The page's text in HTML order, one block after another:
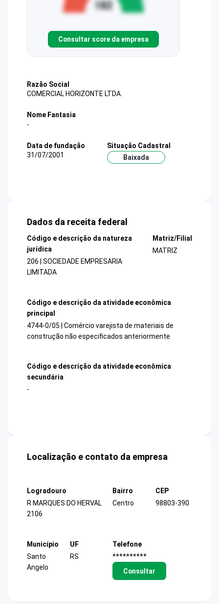
Consultar score da empresa
Razão Social
COMERCIAL HORIZONTE LTDA.
Nome Fantasia
-
Data de fundação
31/07/2001
Situação Cadastral
Baixada
Dados da receita federal
Código e descrição da natureza
jurídica
206 | SOCIEDADE EMPRESARIA
LIMITADA
Matriz/Filial
MATRIZ
Código e descrição da atividade econômica
principal
4744-0/05 | Comércio varejista de materiais de
construção não especificados anteriormente
Código e descrição da atividade econômica
secundária
-
Localização e contato da empresa
Logradouro
R MARQUES DO HERVAL
2106
Bairro
Centro
CEP
98803-390
Município
Santo
Angelo
UF
RS
Telefone
**********
Consultar